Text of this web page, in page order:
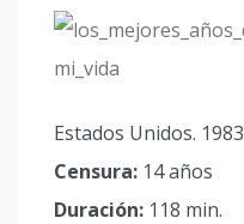
Estados Unidos. 1983
Censura: 14 años
Duración: 118 min.